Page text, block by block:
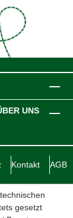
UNS
Kontakt AGB
gesetzt